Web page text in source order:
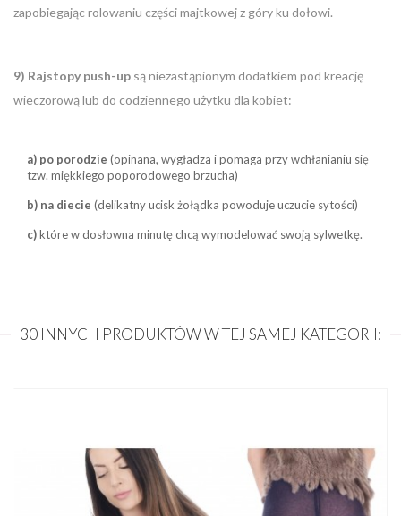
zapobiegając rolowaniu części majtkowej z góry ku dołowi.
9) Rajstopy push-up są niezastąpionym dodatkiem pod kreację
wieczorową lub do codziennego użytku dla kobiet:
a) po porodzie (opinana, wygładza i pomaga przy wchłanianiu się
tzw. miękkiego poporodowego brzucha)
b) na diecie (delikatny ucisk żołądka powoduje uczucie sytości)
c)które w dosłowna minutę chcą wymodelować swoją sylwetkę.
30 INNYCH PRODUKTÓW W TEJ SAMEJ KATEGORII: